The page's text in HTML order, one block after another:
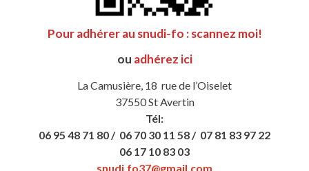
Pour adhérer au snudi-fo : scannez moi!
ou adhérez ici
La Camusière, 18 rue de l’Oiselet
37550 St Avertin
Tél:
06 95 48 71 80 / 06 70 30 11 58 / 07 81 83 97 22
06 17 10 83 03
snudi.fo37@gmail.com